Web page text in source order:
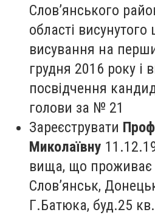
Слов’янського
області
висування на
грудня 2016 року і
посвідчення
голови за № 21
Зареєструвати
Миколаївну
вища, що
Слов’янськ,
Г.Батюка, буд.25